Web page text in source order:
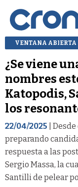
VENTANA ABIERTA
¿Se viene
nombres
Katopodis,
los
22/04/2025 |
preparando
respuesta a las
Sergio Massa, la
Santilli de pelear